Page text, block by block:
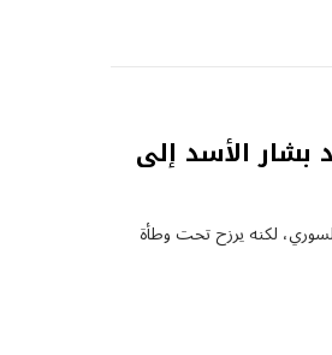
بشار الأسد إلى
لكنه يرزح تحت وطأة